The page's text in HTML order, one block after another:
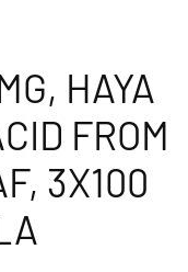
HAYA
FROM
3X100